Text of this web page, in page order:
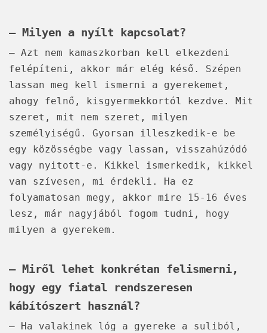
– Milyen a nyílt kapcsolat?
– Azt nem kamaszkorban kell elkezdeni
felépíteni, akkor már elég késő. Szépen
lassan meg kell ismerni a gyerekemet,
ahogy felnő, kisgyermekkortól kezdve. Mit
szeret, mit nem szeret, milyen
személyiségű. Gyorsan illeszkedik-e be
egy közösségbe vagy lassan, visszahúzódó
vagy nyitott-e. Kikkel ismerkedik, kikkel
van szívesen, mi érdekli. Ha ez
folyamatosan megy, akkor mire 15-16 éves
lesz, már nagyjából fogom tudni, hogy
milyen a gyerekem.
– Miről lehet konkrétan felismerni,
hogy egy fiatal rendszeresen
kábítószert használ?
– Ha valakinek lóg a gyereke a suliból,